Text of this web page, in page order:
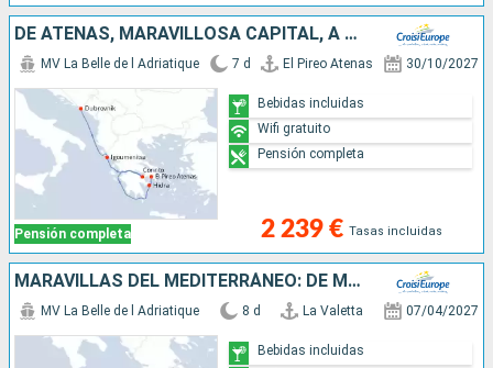
DE ATENAS, MARAVILLOSA CAPITAL, A DUBROVNIK, PERLA DEL ADRIÁTICO (FORMULA PUERTO/PUERTO)
Pensión completa
MV La Belle de l Adriatique 7 d El Pireo Atenas 30/10/2027
2 239 € Tasas incluidas
Bebidas incluidas
Wifi gratuito
Pensión completa
MARAVILLAS DEL MEDITERRÁNEO: DE MALTA A LA ANTIGUA GRECIA (FORMULA PUERTO/PUERTO)
MV La Belle de l Adriatique 8 d La Valetta 07/04/2027
Bebidas incluidas